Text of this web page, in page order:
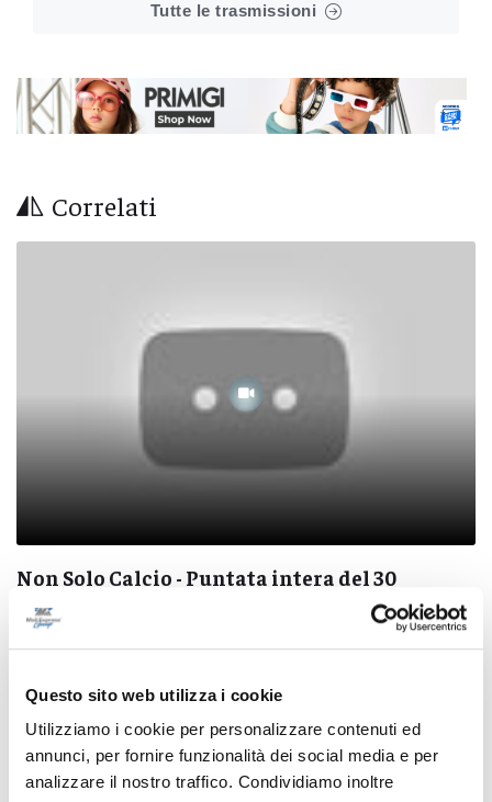
Questo sito web utilizza i cookie
Utilizziamo i cookie per personalizzare contenuti ed
annunci, per fornire funzionalità dei social media e per
analizzare il nostro traffico. Condividiamo inoltre
Tutte le trasmissioni
Correlati
Non Solo Calcio - Puntata intera del 30
gennaio 2022
Pubblicità